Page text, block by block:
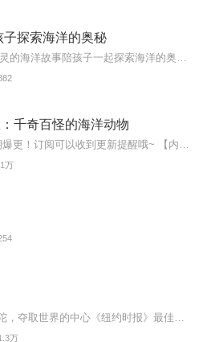
子探索海洋的奥秘
千奇百怪的海洋动物
万
万